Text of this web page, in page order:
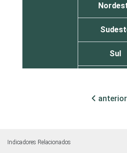
Sul
Indústria
anterior
Indicadores Relacionados